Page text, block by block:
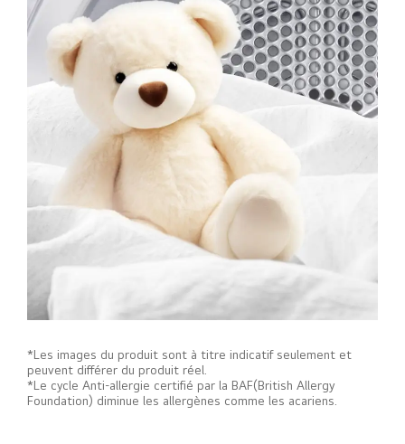
*Les images du produit sont à titre indicatif seulement et
peuvent différer du produit réel.
*Le cycle Anti-allergie certifié par la BAF(British Allergy
Foundation) diminue les allergènes comme les acariens.